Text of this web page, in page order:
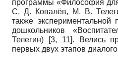
программы «Философия
С. Д. Ковалёв, М. В.
также
дошкольников
Телегин) [3, 11]. Велись
первых двух этапов